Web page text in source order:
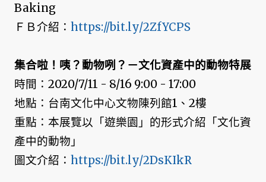
Baking
ＦＢ介紹： https://bit.ly/2ZfYCPS
集合啦！咦？動物咧？－文化資產中的動物特展
時間：2020/7/11 - 8/16 9:00 - 17:00
地點：台南文化中心文物陳列館1、2樓
重點：本展覽以「遊樂園」的形式介紹「文化資
產中的動物」
圖文介紹： https://bit.ly/2DsKIkR